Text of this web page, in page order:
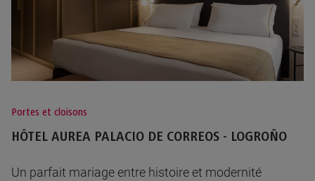
Portes et cloisons
HÔTEL AUREA PALACIO DE CORREOS - LOGROÑO
Un parfait mariage entre histoire et modernité